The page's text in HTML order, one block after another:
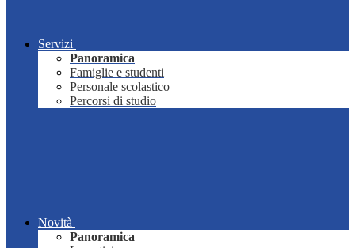
Servizi
Panoramica
Famiglie e studenti
Personale scolastico
Percorsi di studio
Novità
Panoramica